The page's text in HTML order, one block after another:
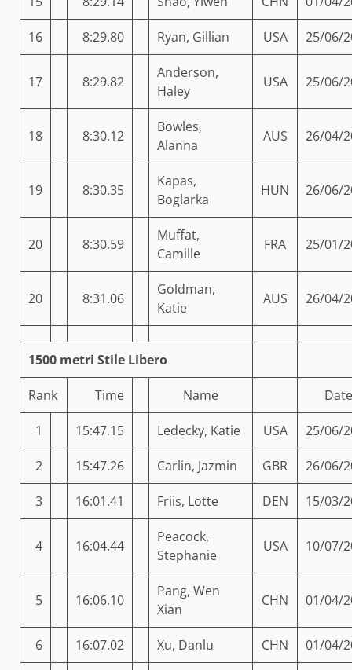
16 8:29.80 Ryan, Gillian USA 25/06/
17 8:29.82
Anderson,
Haley
USA 25/06/
18 8:30.12
Bowles,
Alanna
AUS 26/04/
19 8:30.35
Kapas,
Boglarka
HUN 26/06/
20 8:30.59
Muffat,
Camille
FRA 25/01/
20 8:31.06
Goldman,
Katie
AUS 26/04/
1500 metri Stile Libero
Rank Time Name Date
1 15:47.15 Ledecky, Katie USA 25/06/
2 15:47.26 Carlin, Jazmin GBR 26/06/
3 16:01.41 Friis, Lotte DEN 15/03/
4 16:04.44
Peacock,
Stephanie
USA 10/07/
5 16:06.10
Pang, Wen
Xian
CHN 01/04/
6 16:07.02 Xu, Danlu CHN 01/04/